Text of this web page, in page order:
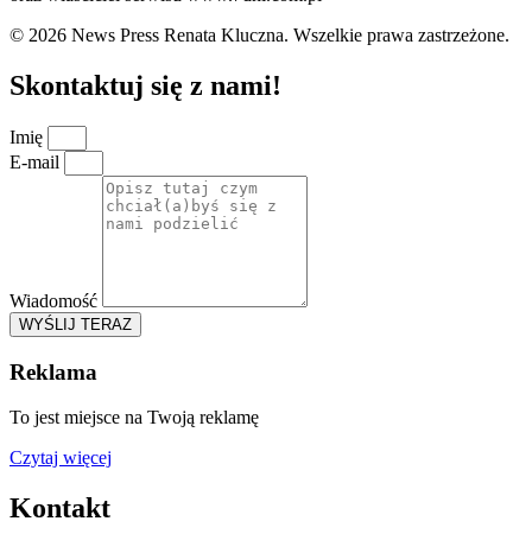
© 2026 News Press Renata Kluczna. Wszelkie prawa zastrzeżone.
Skontaktuj się z nami!
Imię
E-mail
Wiadomość
WYŚLIJ TERAZ
Reklama
To jest miejsce na Twoją reklamę
Czytaj więcej
Kontakt